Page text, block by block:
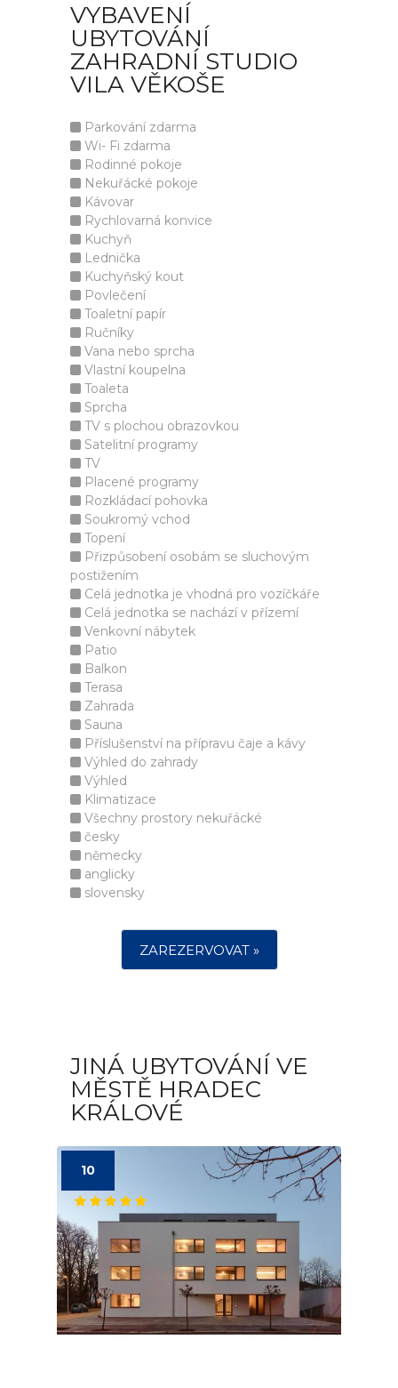
VYBAVENÍ
UBYTOVÁNÍ
ZAHRADNÍ STUDIO
VILA VĚKOŠE
Parkování zdarma
Wi- Fi zdarma
Rodinné pokoje
Nekuřácké pokoje
Kávovar
Rychlovarná konvice
Kuchyň
Lednička
Kuchyňský kout
Povlečení
Toaletní papír
Ručníky
Vana nebo sprcha
Vlastní koupelna
Toaleta
Sprcha
TV s plochou obrazovkou
Satelitní programy
TV
Placené programy
Rozkládací pohovka
Soukromý vchod
Topení
Přizpůsobení osobám se sluchovým
postižením
Celá jednotka je vhodná pro vozíčkáře
Celá jednotka se nachází v přízemí
Venkovní nábytek
Patio
Balkon
Terasa
Zahrada
Sauna
Příslušenství na přípravu čaje a kávy
Výhled do zahrady
Výhled
Klimatizace
Všechny prostory nekuřácké
česky
německy
anglicky
slovensky
ZAREZERVOVAT »
JINÁ UBYTOVÁNÍ VE
MĚSTĚ HRADEC
KRÁLOVÉ
10